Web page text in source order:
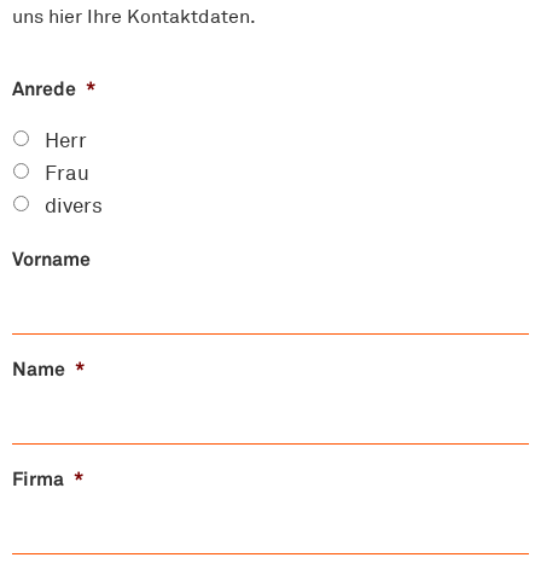
uns hier Ihre Kontakt­daten.
Anrede *
Herr
Frau
divers
Vorname
Name *
Firma *